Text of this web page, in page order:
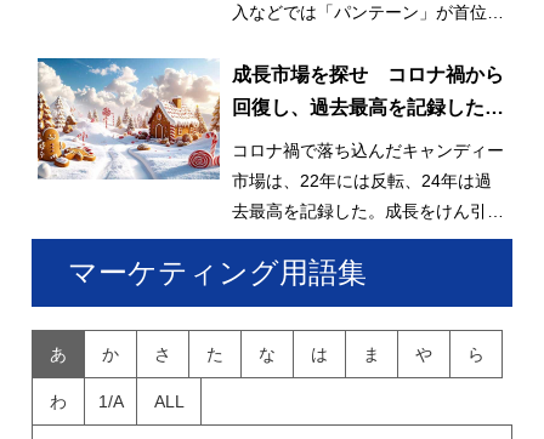
入などでは「パンテーン」が首位を
なブランドが上位に並んだ。
成長市場を探せ コロナ禍から
回復し、過去最高を記録したキ
ャンディー
コロナ禍で落ち込んだキャンディー
市場は、22年には反転、24年は過
去最高を記録した。成長をけん引し
ているのはグミキャンディーとみら
れている。
マーケティング用語集
あ か さ た な は ま や ら
わ 1/A ALL